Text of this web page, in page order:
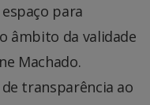
para
âmbito da validade
Machado.
transparência ao